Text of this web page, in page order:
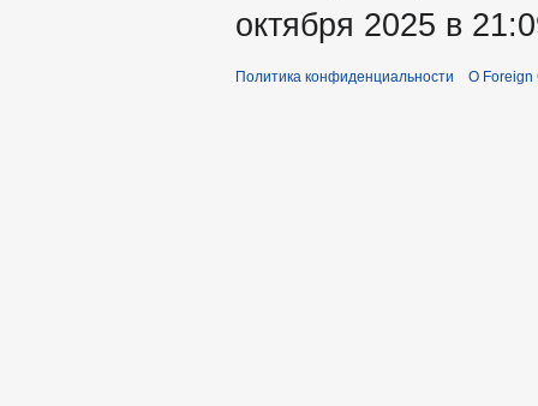
октября 2025 в
Политика конфиденциальности О Foreign